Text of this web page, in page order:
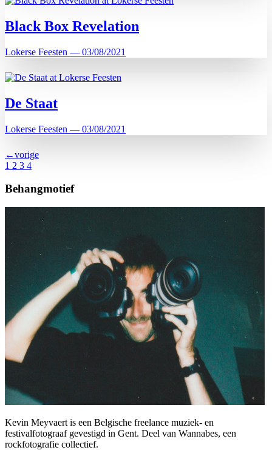
Black Box Revelation
Lokerse Feesten — 03/08/2021
De Staat
Lokerse Feesten — 03/08/2021
←vorige
1 2 3 4
Behangmotief
Kevin Meyvaert is een Belgische freelance muziek- en
festivalfotograaf gevestigd in Gent. Deel van Wannabes, een
rockfotografie collectief.